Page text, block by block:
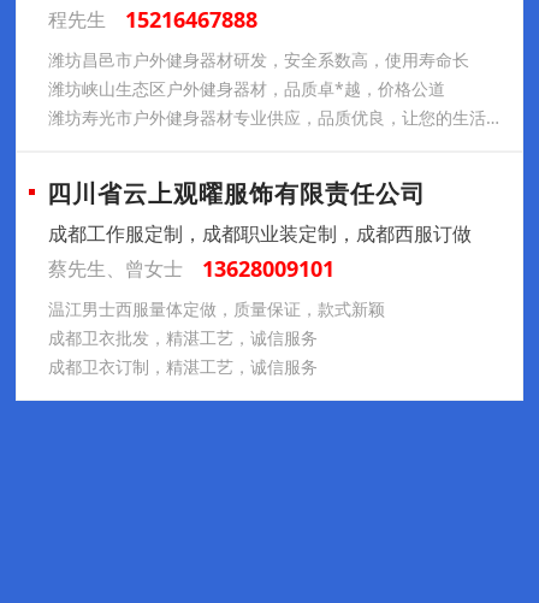
程先生
15216467888
潍坊昌邑市户外健身器材研发，安全系数高，使用寿命长
潍坊峡山生态区户外健身器材，品质卓*越，价格公道
潍坊寿光市户外健身器材专业供应，品质优良，让您的生活更加健康
四川省云上观曜服饰有限责任公司
成都工作服定制，成都职业装定制，成都西服订做
蔡先生、曾女士
13628009101
温江男士西服量体定做，质量保证，款式新颖
成都卫衣批发，精湛工艺，诚信服务
成都卫衣订制，精湛工艺，诚信服务